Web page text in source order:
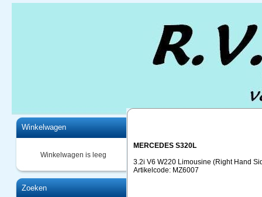
Winkelwagen
Winkelwagen is leeg
Zoeken
MERCEDES S320L
3.2i V6 W220 Limousine (Right Hand
Artikelcode: MZ6007